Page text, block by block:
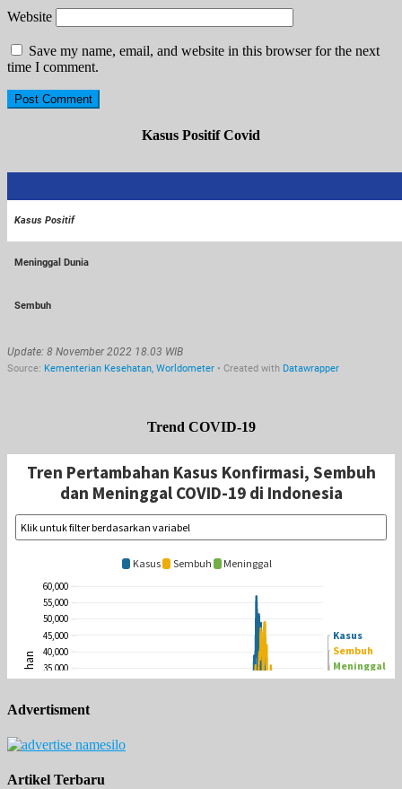
Website
Save my name, email, and website in this browser for the next
time I comment.
Kasus Positif Covid
Trend COVID-19
Advertisment
Artikel Terbaru